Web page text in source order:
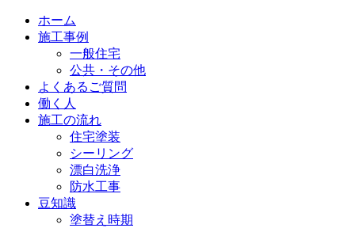
ホーム
施工事例
一般住宅
公共・その他
よくあるご質問
働く人
施工の流れ
住宅塗装
シーリング
漂白洗浄
防水工事
豆知識
塗替え時期